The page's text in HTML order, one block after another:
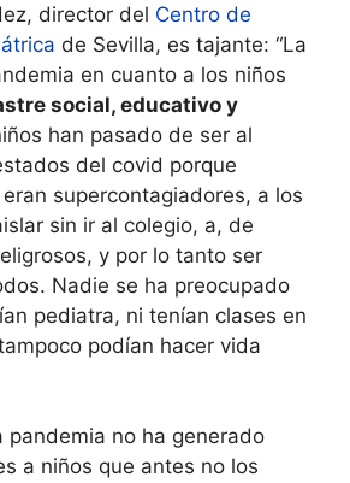
director del Centro de
de Sevilla, es tajante: “La
en cuanto a los niños
social, educativo y
han pasado de ser al
del covid porque
supercontagiadores, a los
sin ir al colegio, a, de
y por lo tanto ser
Nadie se ha preocupado
pediatra, ni tenían clases en
podían hacer vida
pandemia no ha generado
a niños que antes no los